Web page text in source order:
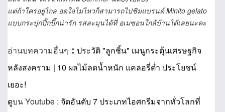
แต่ถ้าใครอยู่ไกล อดใจไม่ไหวก็สามารถไปชิมแบรนด์ Minito gelato
แบบกระปุกปิ๊กปิ๊กน่ารัก รสละมุนได้ที่ อเมซอนใกล้บ้านได้เลยนะคะ
อ่านบทความอื่นๆ : ประวัติ "ลูกชิ้น" เมนูกระตุ้นเศรษฐกิจ
หลังสงคราม | 10 ผลไม้ลดน้ำหนัก แคลอรี่ต่ำ ประโยชน์
เยอะ!
ดูบน Youtube : จัดอันดับ 7 ประเภทไอศกรีมจากทั่วโลกที่